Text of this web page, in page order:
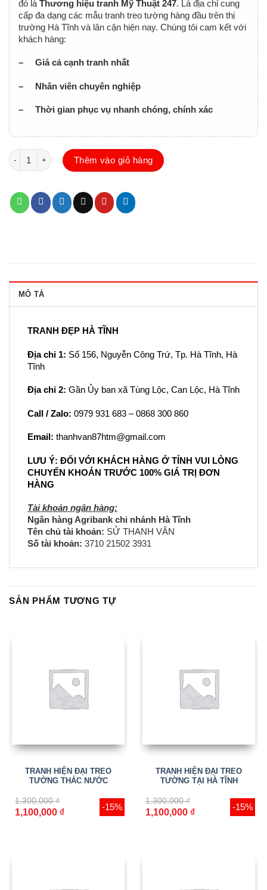
đó là Thương hiệu tranh Mỹ Thuật 247. Là địa chỉ cung
cấp đa dạng các mẫu tranh treo tường hàng đầu trên thị
trường Hà Tĩnh và lân cận hiện nay. Chúng tôi cam kết với
khách hàng:
– Giá cả cạnh tranh nhất
– Nhân viên chuyên nghiệp
– Thời gian phục vụ nhanh chóng, chính xác
Tranh trang trí Spa Đẹp số lượng
Thêm vào giỏ hàng
MÔ TẢ
TRANH ĐẸP HÀ TĨNH
Địa chỉ 1: Số 156, Nguyễn Công Trứ, Tp. Hà Tĩnh, Hà
Tĩnh
Địa chỉ 2: Gần Ủy ban xã Tùng Lộc, Can Lộc, Hà Tĩnh
Call / Zalo: 0979 931 683 – 0868 300 860
Email: thanhvan87htm@gmail.com
LƯU Ý: ĐỐI VỚI KHÁCH HÀNG Ở TỈNH VUI LÒNG
CHUYỂN KHOẢN TRƯỚC 100% GIÁ TRỊ ĐƠN
HÀNG
Tài khoản ngân hàng:
Ngân hàng Agribank chi nhánh Hà Tĩnh
Tên chủ tài khoản: SỬ THANH VÂN
Số tài khoản: 3710 21502 3931
SẢN PHẨM TƯƠNG TỰ
-15%
TRANH HIỆN ĐẠI TREO
TƯỜNG THÁC NƯỚC
1,300,000₫
1,100,000 ₫
-15%
TRANH HIỆN ĐẠI TREO
TƯỜNG TẠI HÀ TĨNH
1,300,000₫
1,100,000 ₫